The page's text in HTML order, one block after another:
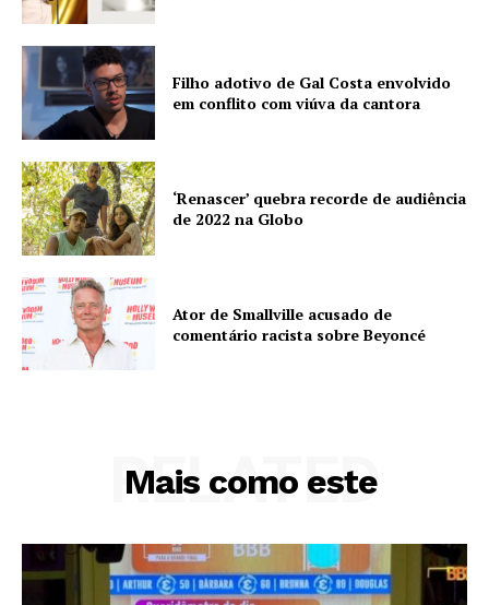
Filho adotivo de Gal Costa envolvido
em conflito com viúva da cantora
‘Renascer’ quebra recorde de audiência
de 2022 na Globo
Ator de Smallville acusado de
comentário racista sobre Beyoncé
Mais como este
RELATED